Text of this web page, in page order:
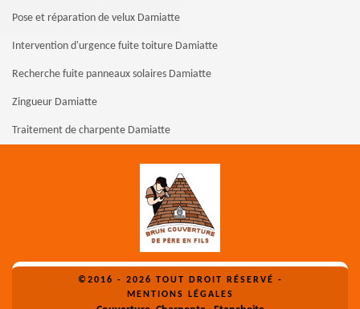
Pose et réparation de velux Damiatte
Intervention d'urgence fuite toiture Damiatte
Recherche fuite panneaux solaires Damiatte
Zingueur Damiatte
Traitement de charpente Damiatte
©2016 - 2026 TOUT DROIT RÉSERVÉ -
MENTIONS LÉGALES